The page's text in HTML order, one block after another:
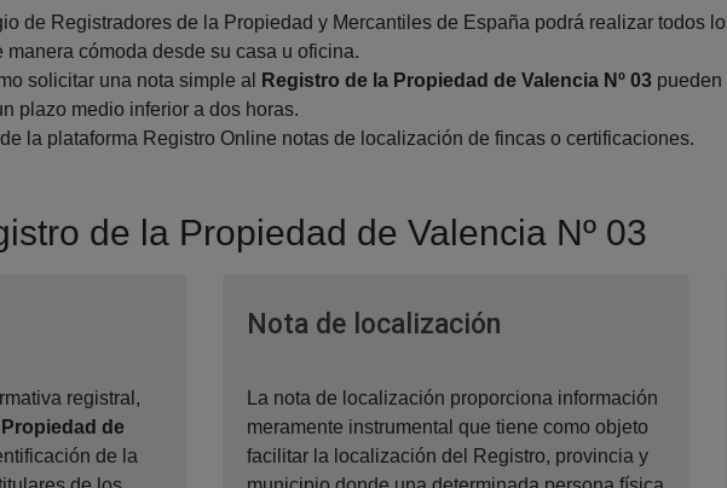
de Registradores de la Propiedad y Mercantiles de España podrá realizar todos
manera cómoda desde su casa u oficina.
solicitar una nota simple al
Registro de la Propiedad de Valencia Nº 03 pueden
plazo medio inferior a dos horas.
la plataforma Registro Online notas de localización de fincas o certificaciones.
de la Propiedad de Valencia Nº 03
registral,
de
de la
Nota de localizaciónVentana nueva
La nota de localización proporciona información
meramente instrumental que tiene como objeto
facilitar la localización del Registro, provincia y